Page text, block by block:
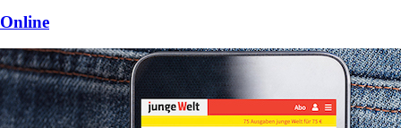
Online